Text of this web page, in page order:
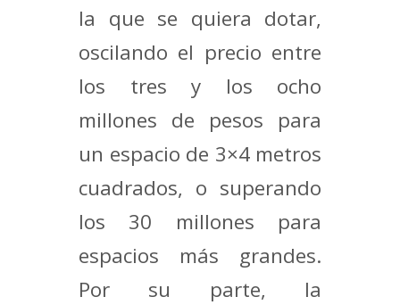
la que se quiera dotar,
oscilando el precio entre
los tres y los ocho
millones de pesos para
un espacio de 3×4 metros
cuadrados, o superando
los 30 millones para
espacios más grandes.
Por su parte, la